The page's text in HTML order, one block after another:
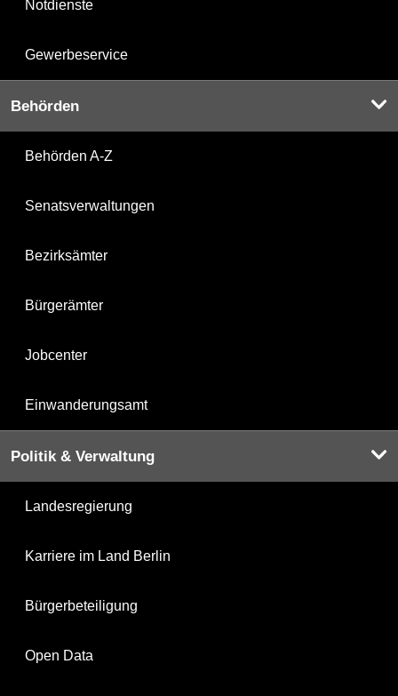
Notdienste
Gewerbeservice
Behörden
Behörden A-Z
Senatsverwaltungen
Bezirksämter
Bürgerämter
Jobcenter
Einwanderungsamt
Politik & Verwaltung
Landesregierung
Karriere im Land Berlin
Bürgerbeteiligung
Open Data